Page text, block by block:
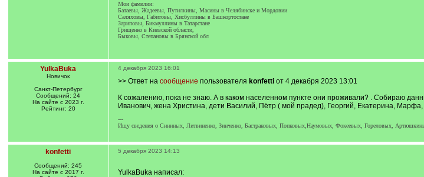
Мои фамилии:
Батаевы, Жадеевы, Путилкины, Масины в Челябинске и Мордовии
Саляховы, Габитовы, Хисбуллины в Башкортостане
Зариповы, Бикмуллины в Татарстане
Грищенко в Киевской области,
Быковы, Степановы в Брянской обл
YulkaBuka
Новичок
Санкт-Петербург
Сообщений: 24
На сайте с 2023 г.
Рейтинг: 20
4 декабря 2023 16:01
>> Ответ на сообщение пользователя konfettiот 4 декабря 2023 13:01
К сожалению, пока не знаю. А в каком населенном пункте они проживали? . Собираю
Иванович, жена Христина, дети Василий, Пётр ( мой прадед), Георгий, Екатерина,
---
Ищу сведения о Сининых, Литвиненко, Зинченко, Бастраковых, Попковых,Наумовых, Фокеевых, Гореловых,
konfetti
Сообщений: 245
На сайте с 2017 г.
5 декабря 2023 14:13
YulkaBuka написал: